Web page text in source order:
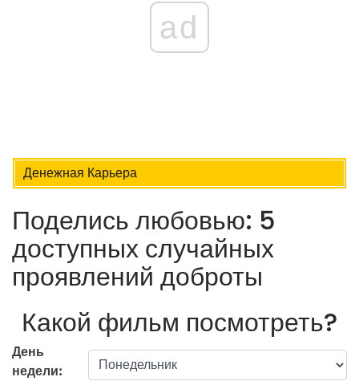
ad
Денежная Карьера
Поделись любовью: 5
доступных случайных
проявлений доброты
Какой фильм посмотреть?
День
недели: